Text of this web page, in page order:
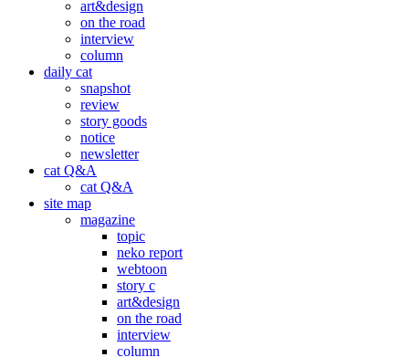
art&design
on the road
interview
column
daily cat
snapshot
review
story goods
notice
newsletter
cat Q&A
cat Q&A
site map
magazine
topic
neko report
webtoon
story c
art&design
on the road
interview
column